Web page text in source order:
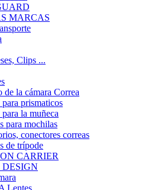
MARCAS
Clips ...
de la cámara Correa
prismaticos
la muñeca
para mochilas
conectores correas
de trípode
CARRIER
Lentes